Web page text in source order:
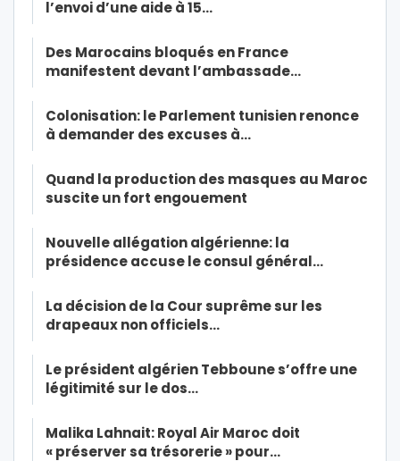
l’envoi d’une aide à 15…
Des Marocains bloqués en France
manifestent devant l’ambassade…
Colonisation: le Parlement tunisien renonce
à demander des excuses à…
Quand la production des masques au Maroc
suscite un fort engouement
Nouvelle allégation algérienne: la
présidence accuse le consul général…
La décision de la Cour suprême sur les
drapeaux non officiels…
Le président algérien Tebboune s’offre une
légitimité sur le dos…
Malika Lahnait: Royal Air Maroc doit
« préserver sa trésorerie » pour…